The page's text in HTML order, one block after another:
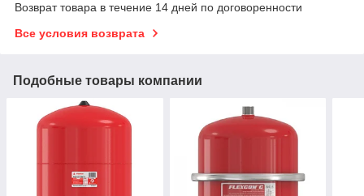
Возврат товара в течение 14 дней по договоренности
Все условия возврата
Подобные товары компании